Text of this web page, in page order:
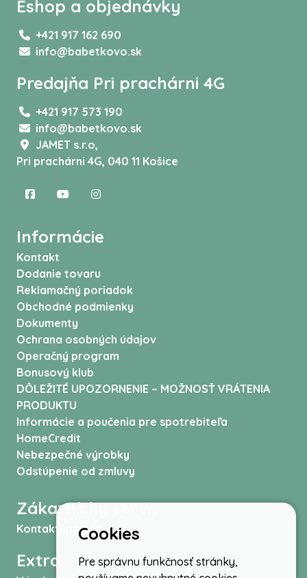
Eshop a objednávky
+421 917 162 690
info@babetkovo.sk
Predajňa Pri prachárni 4G
+421 917 573 190
info@babetkovo.sk
JAMET s.r.o,
Pri prachárni 4G, 040 11 Košice
Informácie
Kontakt
Dodanie tovaru
Reklamačný poriadok
Obchodné podmienky
Dokumenty
Ochrana osobných údajov
Operačný program
Bonusový klub
DÔLEŽITÉ UPOZORNENIE – MOŽNOSŤ VRÁTENIA
PRODUKTU
Informácie a poučenia pre spotrebiteľa
HomeCredit
Nebezpečné výrobky
Odstúpenie od zmluvy
Zákaznícky servis
Kontaktujte nás
Extra
Cookies
Pre správnu funkčnosť stránky,